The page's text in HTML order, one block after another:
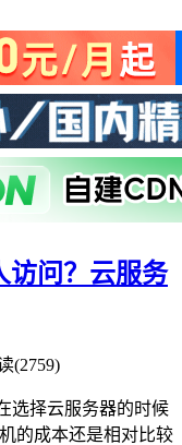
访问？云服务
(2759)
选择云服务器的时候
的成本还是相对比较